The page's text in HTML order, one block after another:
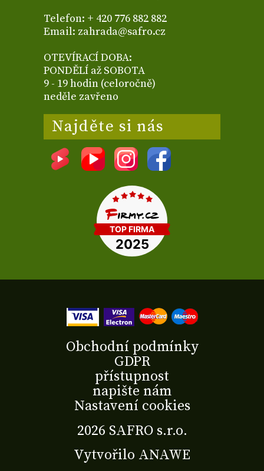
Telefon: + 420 776 882 882
Email: zahrada@safro.cz
OTEVÍRACÍ DOBA:
PONDĚLÍ až SOBOTA
9 - 19 hodin (celoročně)
neděle zavřeno
Najděte si nás
2026 SAFRO s.r.o.
Vytvořilo ANAWE
Obchodní podmínky
GDPR
přístupnost
napište nám
Nastavení cookies